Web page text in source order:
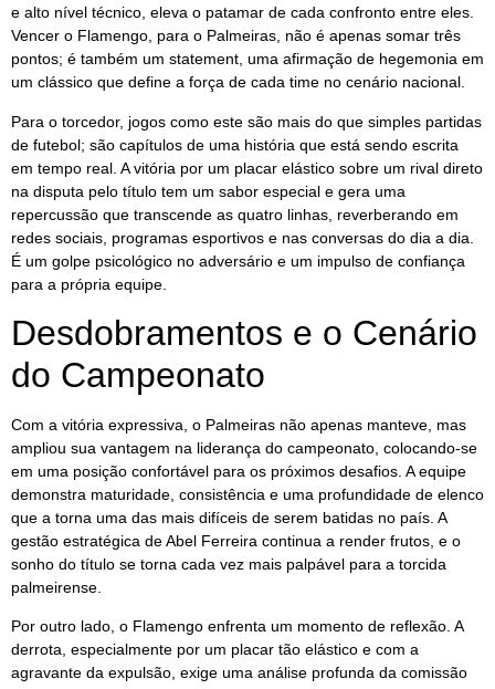
e alto nível técnico, eleva o patamar de cada confronto entre eles.
Vencer o Flamengo, para o Palmeiras, não é apenas somar três
pontos; é também um statement, uma afirmação de hegemonia em
um clássico que define a força de cada time no cenário nacional.
Para o torcedor, jogos como este são mais do que simples partidas
de futebol; são capítulos de uma história que está sendo escrita
em tempo real. A vitória por um placar elástico sobre um rival direto
na disputa pelo título tem um sabor especial e gera uma
repercussão que transcende as quatro linhas, reverberando em
redes sociais, programas esportivos e nas conversas do dia a dia.
É um golpe psicológico no adversário e um impulso de confiança
para a própria equipe.
Desdobramentos e o Cenário
do Campeonato
Com a vitória expressiva, o Palmeiras não apenas manteve, mas
ampliou sua vantagem na liderança do campeonato, colocando-se
em uma posição confortável para os próximos desafios. A equipe
demonstra maturidade, consistência e uma profundidade de elenco
que a torna uma das mais difíceis de serem batidas no país. A
gestão estratégica de Abel Ferreira continua a render frutos, e o
sonho do título se torna cada vez mais palpável para a torcida
palmeirense.
Por outro lado, o Flamengo enfrenta um momento de reflexão. A
derrota, especialmente por um placar tão elástico e com a
agravante da expulsão, exige uma análise profunda da comissão